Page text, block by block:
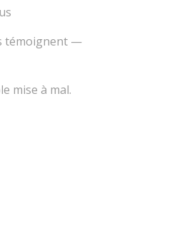
témoignent —
mise à mal.